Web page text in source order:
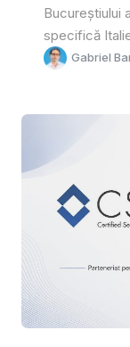
Bucureștiului
specifică
Gabriel